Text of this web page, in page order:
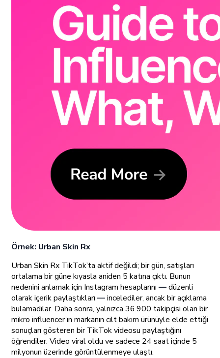
Örnek: Urban Skin Rx
Urban Skin Rx TikTok’ta aktif değildi; bir gün, satışları
ortalama bir güne kıyasla aniden 5 katına çıktı. Bunun
nedenini anlamak için Instagram hesaplarını —düzenli
olarak içerik paylaştıkları —incelediler, ancak bir açıklama
bulamadılar. Daha sonra, yalnızca 36.900 takipçisi olan bir
mikro influencer’ın markanın cilt bakım ürünüyle elde ettiği
sonuçları gösteren bir TikTok videosu paylaştığını
öğrendiler. Video viral oldu ve sadece 24 saat içinde 5
milyonun üzerinde görüntülenmeye ulaştı.